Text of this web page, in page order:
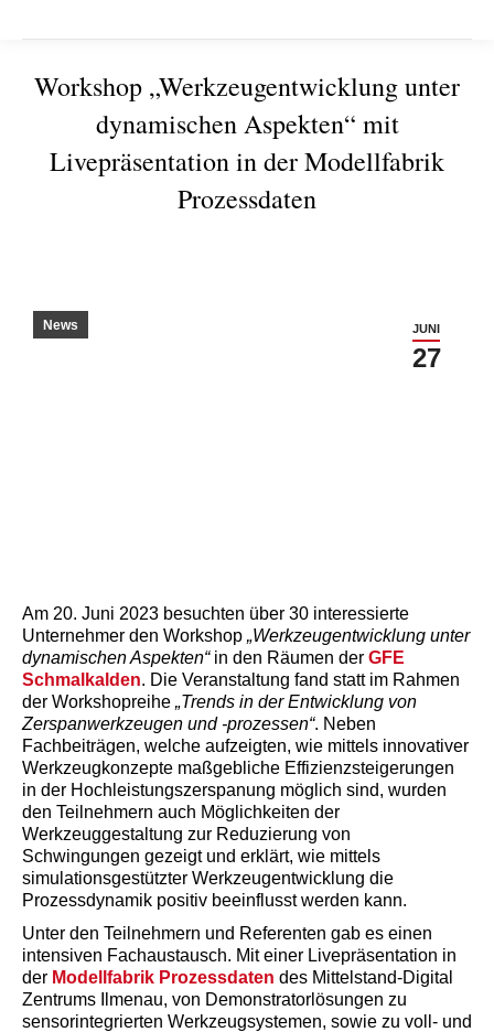
Workshop „Werkzeugentwicklung unter
dynamischen Aspekten“ mit
Livepräsentation in der Modellfabrik
Prozessdaten
JUNI
27
News
Am 20. Juni 2023 besuchten über 30 interessierte
Unternehmer den Workshop „Werkzeugentwicklung unter
dynamischen Aspekten“in den Räumen der GFE
Schmalkalden. Die Veranstaltung fand statt im Rahmen
der Workshopreihe „Trends in der Entwicklung von
Zerspanwerkzeugen und -prozessen“. Neben
Fachbeiträgen, welche aufzeigten, wie mittels innovativer
Werkzeugkonzepte maßgebliche Effizienzsteigerungen
in der Hochleistungszerspanung möglich sind, wurden
den Teilnehmern auch Möglichkeiten der
Werkzeuggestaltung zur Reduzierung von
Schwingungen gezeigt und erklärt, wie mittels
simulationsgestützter Werkzeugentwicklung die
Prozessdynamik positiv beeinflusst werden kann.
Unter den Teilnehmern und Referenten gab es einen
intensiven Fachaustausch. Mit einer Livepräsentation in
der Modellfabrik Prozessdaten des Mittelstand-Digital
Zentrums Ilmenau, von Demonstratorlösungen zu
sensorintegrierten Werkzeugsystemen, sowie zu voll- und